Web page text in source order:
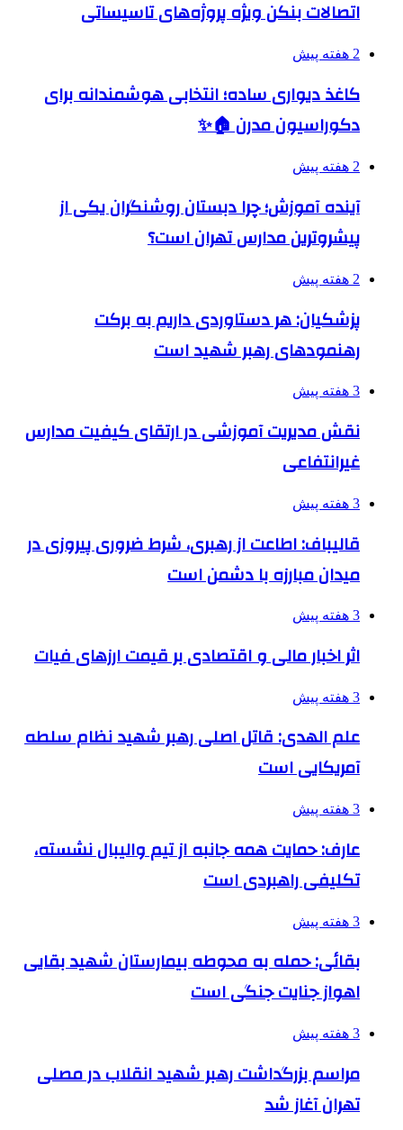
اتصالات بنکن ویژه پروژه‌های تاسیساتی
2 هفته پیش
کاغذ دیواری ساده؛ انتخابی هوشمندانه برای
دکوراسیون مدرن 🏠✨
2 هفته پیش
آینده آموزش؛ چرا دبستان روشنگران یکی از
پیشروترین مدارس تهران است؟
2 هفته پیش
پزشکیان: هر دستاوردی داریم به برکت
رهنمودهای رهبر شهید است
3 هفته پیش
نقش مدیریت آموزشی در ارتقای کیفیت مدارس
غیرانتفاعی
3 هفته پیش
قالیباف: اطاعت از رهبری، شرط ضروری پیروزی در
میدان مبارزه با دشمن است
3 هفته پیش
اثر اخبار مالی و اقتصادی بر قیمت ارزهای فیات
3 هفته پیش
علم الهدی: قاتل اصلی رهبر شهید نظام سلطه
آمریکایی است
3 هفته پیش
عارف: حمایت همه جانبه از تیم والیبال نشسته،
تکلیفی راهبردی است
3 هفته پیش
بقائی: حمله به محوطه بیمارستان شهید بقایی
اهواز جنایت جنگی است
3 هفته پیش
مراسم بزرگداشت رهبر شهید انقلاب در مصلی
تهران آغاز شد